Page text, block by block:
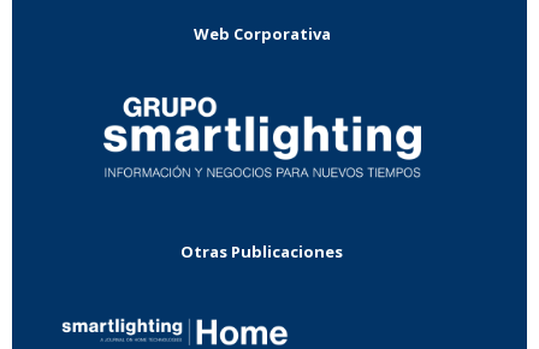
Web Corporativa
Otras Publicaciones